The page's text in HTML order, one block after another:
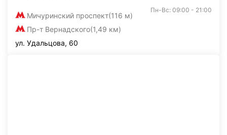
Мичуринский проспект(116 м)
Пр-т Вернадского(1,49 км)
Пн-Вс: 09:00 - 21:00
ул. Удальцова, 60